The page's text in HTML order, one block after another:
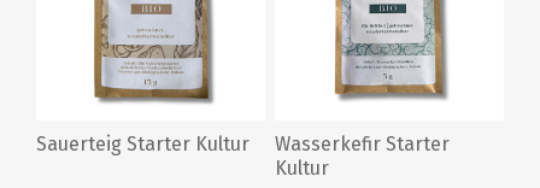
Sauerteig Starter Kultur
Wasserkefir Starter
Kultur